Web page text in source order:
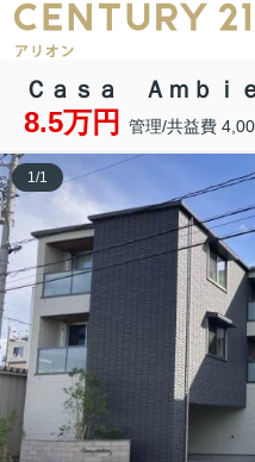
Ｃａｓａ Ａｍｂｉ
8.5万円 管理/共益費
1/1